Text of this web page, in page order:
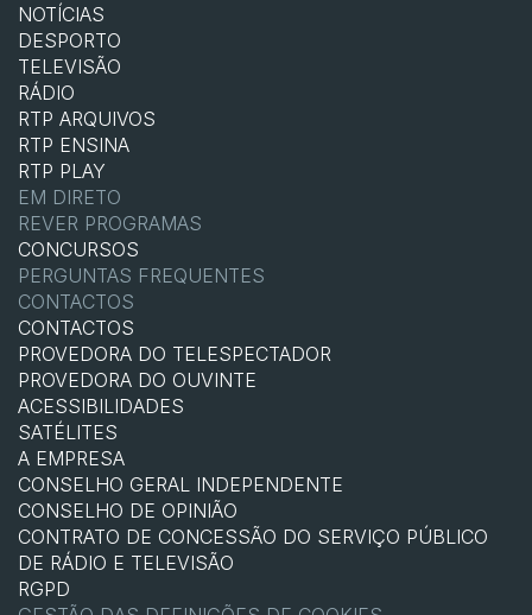
NOTÍCIAS
DESPORTO
TELEVISÃO
RÁDIO
RTP ARQUIVOS
RTP ENSINA
RTP PLAY
EM DIRETO
REVER PROGRAMAS
CONCURSOS
PERGUNTAS FREQUENTES
CONTACTOS
CONTACTOS
PROVEDORA DO TELESPECTADOR
PROVEDORA DO OUVINTE
ACESSIBILIDADES
SATÉLITES
A EMPRESA
CONSELHO GERAL INDEPENDENTE
CONSELHO DE OPINIÃO
CONTRATO DE CONCESSÃO DO SERVIÇO PÚBLICO
DE RÁDIO E TELEVISÃO
RGPD